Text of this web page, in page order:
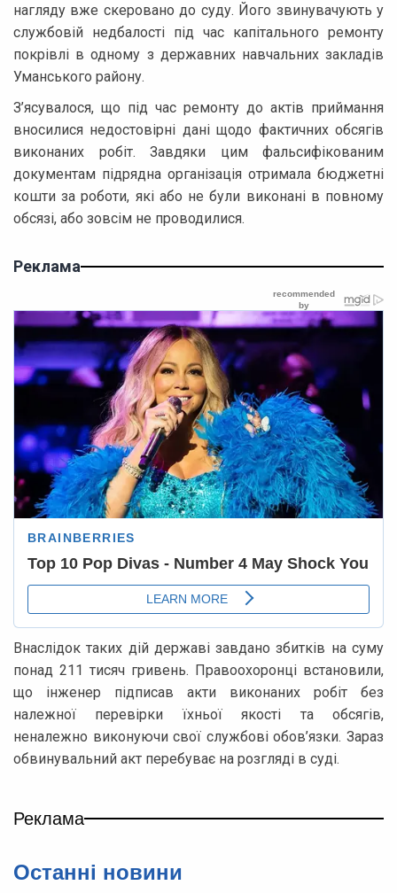
нагляду вже скеровано до суду. Його звинувачують у
службовій недбалості під час капітального ремонту
покрівлі в одному з державних навчальних закладів
Уманського району.
З’ясувалося, що під час ремонту до актів приймання
вносилися недостовірні дані щодо фактичних обсягів
виконаних робіт. Завдяки цим фальсифікованим
документам підрядна організація отримала бюджетні
кошти за роботи, які або не були виконані в повному
обсязі, або зовсім не проводилися.
Реклама
Внаслідок таких дій державі завдано збитків на суму
понад 211 тисяч гривень. Правоохоронці встановили,
що інженер підписав акти виконаних робіт без
належної перевірки їхньої якості та обсягів,
неналежно виконуючи свої службові обов’язки. Зараз
обвинувальний акт перебуває на розгляді в суді.
Реклама
Останні новини